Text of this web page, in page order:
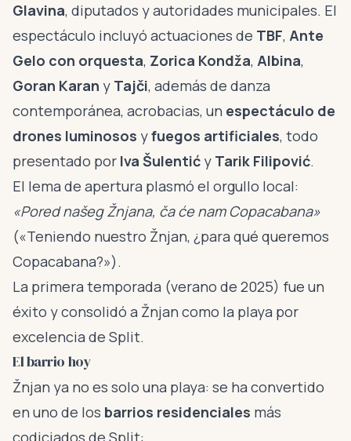
Glavina, diputados y autoridades municipales. El
espectáculo incluyó actuaciones de TBF, Ante
Gelo con orquesta, Zorica Kondža, Albina,
Goran Karan y Tajči, además de danza
contemporánea, acrobacias, un espectáculo de
drones luminosos yfuegos artificiales, todo
presentado por Iva Šulentić y Tarik Filipović.
El lema de apertura plasmó el orgullo local:
«Pored našeg Žnjana, ča će nam Copacabana»
(«Teniendo nuestro Žnjan, ¿para qué queremos
Copacabana?»).
La primera temporada (verano de 2025) fue un
éxito y consolidó a Žnjan como la playa por
excelencia de Split.
El barrio hoy
Žnjan ya no es solo una playa: se ha convertido
en uno de los barrios residenciales más
codiciados de Split: